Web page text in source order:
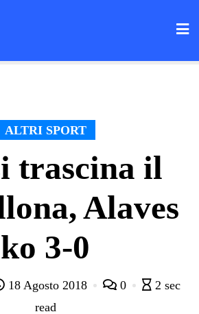
ALTRI SPORT
trascina il
Alaves
ko 3-0
18 Agosto 2018 0
2 sec
read